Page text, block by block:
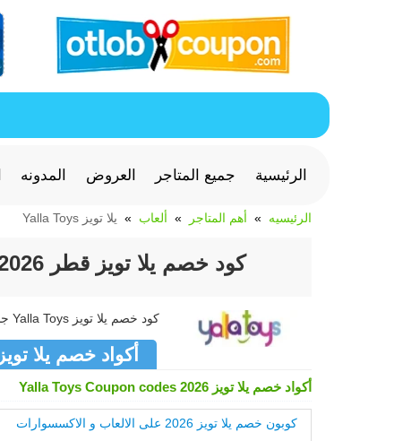
الرئيسية جميع المتاجر العروض المدونه
الرئيسيه أهم المتاجر ألعاب يلا تويز Yalla Toys
كود خصم يلا تويز قطر 2026 لألعاب Yalla Toys التعليمية والمغامرة
كود خصم يلا تويز Yalla Toys جديد وفعال >> كوبون يلا تويز Yalla Toys متجدد لشهر أغسطس 2026
أكواد خصم يلا تويز Yalla Toys
أكواد خصم يلا تويز Yalla Toys Coupon codes 2026
كوبون خصم يلا تويز 2026 على الالعاب و الاكسسوارات